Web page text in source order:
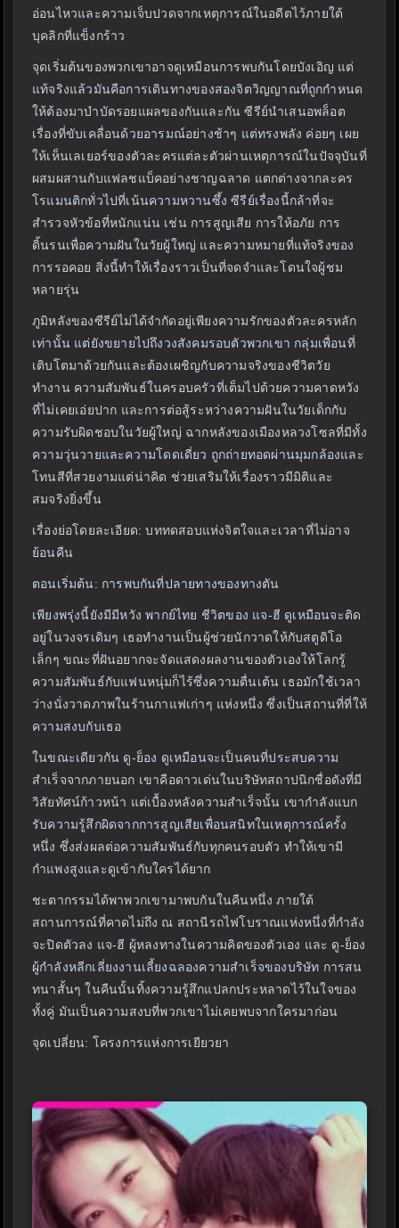
อ่อนไหวและความเจ็บปวดจากเหตุการณ์ในอดีตไว้ภายใต้
บุคลิกที่แข็งกร้าว
จุดเริ่มต้นของพวกเขาอาจดูเหมือนการพบกันโดยบังเอิญ แต่
แท้จริงแล้วมันคือการเดินทางของสองจิตวิญญาณที่ถูกกำหนด
ให้ต้องมาบำบัดรอยแผลของกันและกัน ซีรีย์นำเสนอพล็อต
เรื่องที่ขับเคลื่อนด้วยอารมณ์อย่างช้าๆ แต่ทรงพลัง ค่อยๆ เผย
ให้เห็นเลเยอร์ของตัวละครแต่ละตัวผ่านเหตุการณ์ในปัจจุบันที่
ผสมผสานกับแฟลชแบ็คอย่างชาญฉลาด แตกต่างจากละคร
โรแมนติกทั่วไปที่เน้นความหวานซึ้ง ซีรีย์เรื่องนี้กล้าที่จะ
สำรวจหัวข้อที่หนักแน่น เช่น การสูญเสีย การให้อภัย การ
ดิ้นรนเพื่อความฝันในวัยผู้ใหญ่ และความหมายที่แท้จริงของ
การรอคอย สิ่งนี้ทำให้เรื่องราวเป็นที่จดจำและโดนใจผู้ชม
หลายรุ่น
ภูมิหลังของซีรีย์ไม่ได้จำกัดอยู่เพียงความรักของตัวละครหลัก
เท่านั้น แต่ยังขยายไปถึงวงสังคมรอบตัวพวกเขา กลุ่มเพื่อนที่
เติบโตมาด้วยกันและต้องเผชิญกับความจริงของชีวิตวัย
ทำงาน ความสัมพันธ์ในครอบครัวที่เต็มไปด้วยความคาดหวัง
ที่ไม่เคยเอ่ยปาก และการต่อสู้ระหว่างความฝันในวัยเด็กกับ
ความรับผิดชอบในวัยผู้ใหญ่ ฉากหลังของเมืองหลวงโซลที่มีทั้ง
ความวุ่นวายและความโดดเดี่ยว ถูกถ่ายทอดผ่านมุมกล้องและ
โทนสีที่สวยงามแต่น่าคิด ช่วยเสริมให้เรื่องราวมีมิติและ
สมจริงยิ่งขึ้น
เรื่องย่อโดยละเอียด: บททดสอบแห่งจิตใจและเวลาที่ไม่อาจ
ย้อนคืน
ตอนเริ่มต้น: การพบกันที่ปลายทางของทางตัน
เพียงพรุ่งนี้ยังมีมีหวัง พากย์ไทย ชีวิตของ แจ-ฮี ดูเหมือนจะติด
อยู่ในวงจรเดิมๆ เธอทำงานเป็นผู้ช่วยนักวาดให้กับสตูดิโอ
เล็กๆ ขณะที่ฝันอยากจะจัดแสดงผลงานของตัวเองให้โลกรู้
ความสัมพันธ์กับแฟนหนุ่มก็ไร้ซึ่งความตื่นเต้น เธอมักใช้เวลา
ว่างนั่งวาดภาพในร้านกาแฟเก่าๆ แห่งหนึ่ง ซึ่งเป็นสถานที่ที่ให้
ความสงบกับเธอ
ในขณะเดียวกัน ดู-ย็อง ดูเหมือนจะเป็นคนที่ประสบความ
สำเร็จจากภายนอก เขาคือดาวเด่นในบริษัทสถาปนิกชื่อดังที่มี
วิสัยทัศน์ก้าวหน้า แต่เบื้องหลังความสำเร็จนั้น เขากำลังแบก
รับความรู้สึกผิดจากการสูญเสียเพื่อนสนิทในเหตุการณ์ครั้ง
หนึ่ง ซึ่งส่งผลต่อความสัมพันธ์กับทุกคนรอบตัว ทำให้เขามี
กำแพงสูงและดูเข้ากับใครได้ยาก
ชะตากรรมได้พาพวกเขามาพบกันในคืนหนึ่ง ภายใต้
สถานการณ์ที่คาดไม่ถึง ณ สถานีรถไฟโบราณแห่งหนึ่งที่กำลัง
จะปิดตัวลง แจ-ฮี ผู้หลงทางในความคิดของตัวเอง และ ดู-ย็อง
ผู้กำลังหลีกเลี่ยงงานเลี้ยงฉลองความสำเร็จของบริษัท การสน
ทนาสั้นๆ ในคืนนั้นทิ้งความรู้สึกแปลกประหลาดไว้ในใจของ
ทั้งคู่ มันเป็นความสงบที่พวกเขาไม่เคยพบจากใครมาก่อน
จุดเปลี่ยน: โครงการแห่งการเยียวยา